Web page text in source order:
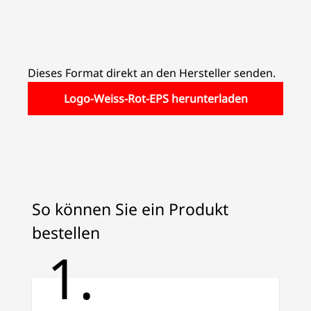
Dieses Format direkt an den Hersteller senden.
Logo-Weiss-Rot-EPS herunterladen
So können Sie ein Produkt
bestellen
1.